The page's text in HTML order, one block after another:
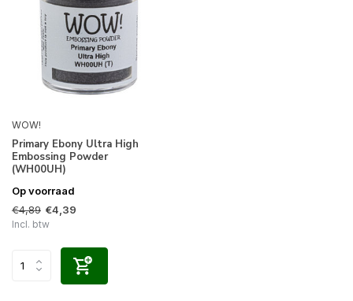
WOW!
Primary Ebony Ultra High
Embossing Powder
(WH00UH)
Op voorraad
€4,89 €4,39
Incl. btw